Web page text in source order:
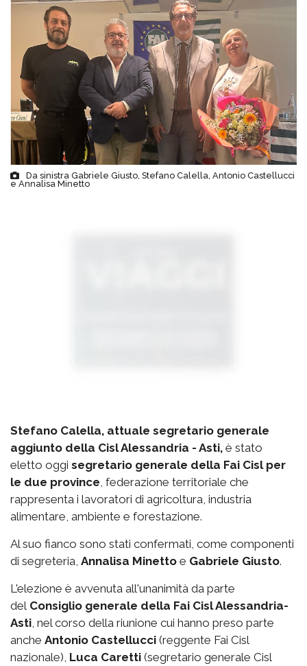
Da sinistra Gabriele Giusto, Stefano Calella, Antonio Castellucci
e Annalisa Minetto
Stefano Calella, attuale segretario generale
aggiunto della Cisl Alessandria - Asti, è stato
eletto oggi segretario generale della Fai Cisl per
le due province , federazione territoriale che
rappresenta i lavoratori di agricoltura, industria
alimentare, ambiente e forestazione.
Al suo fianco sono stati confermati, come componenti
di segreteria, Annalisa Minetto e Gabriele Giusto.
L'elezione è avvenuta all'unanimità da parte
del Consiglio generale della Fai Cisl Alessandria-
Asti , nel corso della riunione cui hanno preso parte
anche Antonio Castellucci (reggente Fai Cisl
nazionale), Luca Caretti (segretario generale Cisl